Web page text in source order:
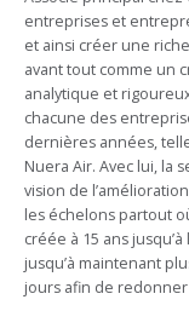
entreprises et
et ainsi créer une
avant tout comme un
analytique et
chacune des
dernières années,
Nuera Air. Avec lui, la
vision de
les échelons partout
créée à 15 ans
jusqu’à maintenant
jours afin de redonner